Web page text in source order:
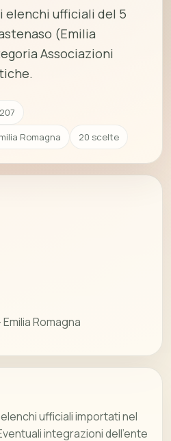
elenchi ufficiali del 5
(Emilia
Associazioni
Romagna
20 scelte
Romagna
ufficiali importati nel
integrazioni dell’ente